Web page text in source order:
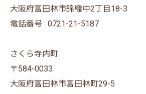
大阪府富田林市錦織中2丁目18-3
電話番号 : 0721-21-5187
さくら寺内町
〒584-0033
大阪府富田林市富田林町29-5